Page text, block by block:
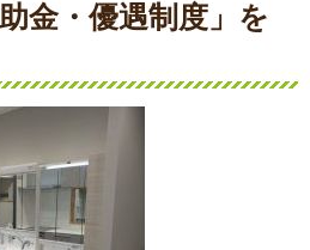
金・優遇制度」を